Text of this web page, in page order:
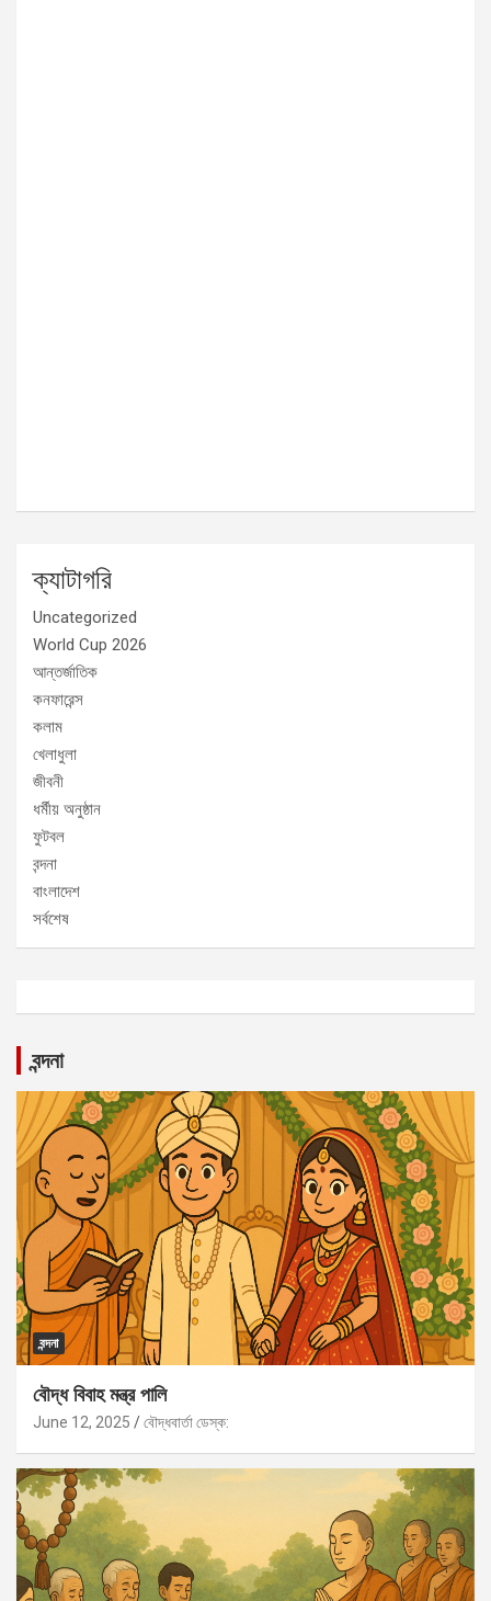
ক্যাটাগরি
Uncategorized
World Cup 2026
আন্তর্জাতিক
কনফারেন্স
কলাম
খেলাধুলা
জীবনী
ধর্মীয় অনুষ্ঠান
ফুটবল
বন্দনা
বাংলাদেশ
সর্বশেষ
বন্দনা
বন্দনা
বৌদ্ধ বিবাহ মন্ত্র পালি
June 12, 2025 বৌদ্ধবার্তা ডেস্ক: